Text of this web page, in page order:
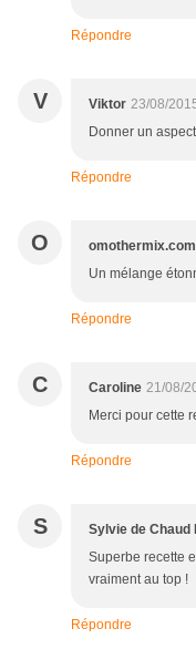
Répondre
V Viktor 23/08/
Donner un
Répondre
O omothermix.com
Un mélange
Répondre
C Caroline 21/08/
Merci pour cette
Répondre
S Sylvie de Chaud
Superbe recette
vraiment au top !
Répondre